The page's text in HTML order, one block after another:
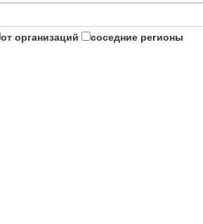
от организаций соседние регионы